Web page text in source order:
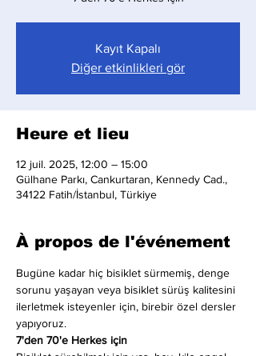
Kayıt Kapalı
Diğer etkinlikleri gör
Heure et lieu
12 juil. 2025, 12:00 – 15:00
Gülhane Parkı, Cankurtaran, Kennedy Cad.,
34122 Fatih/İstanbul, Türkiye
À propos de l'événement
Bugüne kadar hiç bisiklet sürmemiş, denge
sorunu yaşayan veya bisiklet sürüş kalitesini
ilerletmek isteyenler için, birebir özel dersler
yapıyoruz.
7'den 70'e Herkes için